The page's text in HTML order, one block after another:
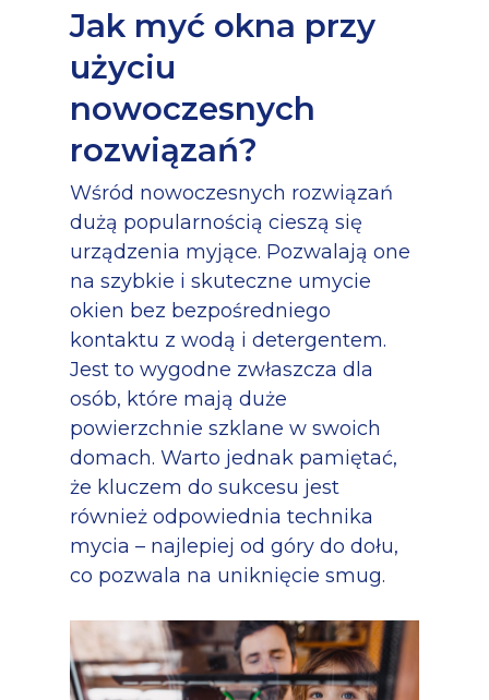
Jak myć okna przy
użyciu
nowoczesnych
rozwiązań?
Wśród nowoczesnych rozwiązań
dużą popularnością cieszą się
urządzenia myjące. Pozwalają one
na szybkie i skuteczne umycie
okien bez bezpośredniego
kontaktu z wodą i detergentem.
Jest to wygodne zwłaszcza dla
osób, które mają duże
powierzchnie szklane w swoich
domach. Warto jednak pamiętać,
że kluczem do sukcesu jest
również odpowiednia technika
mycia – najlepiej od góry do dołu,
co pozwala na uniknięcie smug.